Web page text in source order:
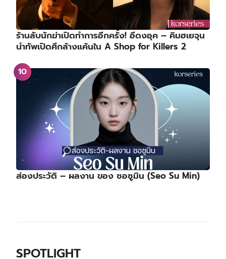
ร้านลับนักฆ่าเปิดทำการอีกครั้ง! อีดงอุค – คิมฮเยจุน
นำทัพเปิดศึกล้างแค้นใน A Shop for Killers 2
ส่องประวัติ – ผลงาน ของ ซอซูมิน (Seo Su Min)
SPOTLIGHT